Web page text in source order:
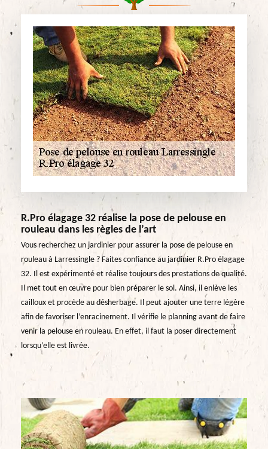
R.Pro élagage 32 réalise la pose de pelouse en
rouleau dans les règles de l’art
Vous recherchez un jardinier pour assurer la pose de pelouse en
rouleau à Larressingle ? Faites confiance au jardinier R.Pro élagage
32. Il est expérimenté et réalise toujours des prestations de qualité.
Il met tout en œuvre pour bien préparer le sol. Ainsi, il enlève les
cailloux et procède au désherbage. Il peut ajouter une terre légère
afin de favoriser l’enracinement. Il vérifie le planning avant de faire
venir la pelouse en rouleau. En effet, il faut la poser directement
lorsqu’elle est livrée.